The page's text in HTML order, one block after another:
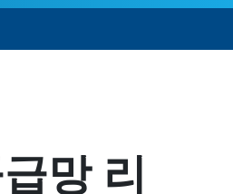
망 리